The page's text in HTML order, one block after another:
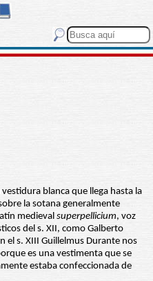
blanca que llega hasta la
la sotana generalmente
medieval superpellicium, voz
del s. XII, como Galberto
el s. XIII Guillelmus Durante nos
es una vestimenta que se
estaba confeccionada de